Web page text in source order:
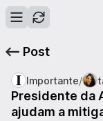
Post
Importante/
Presidente da
ajudam a